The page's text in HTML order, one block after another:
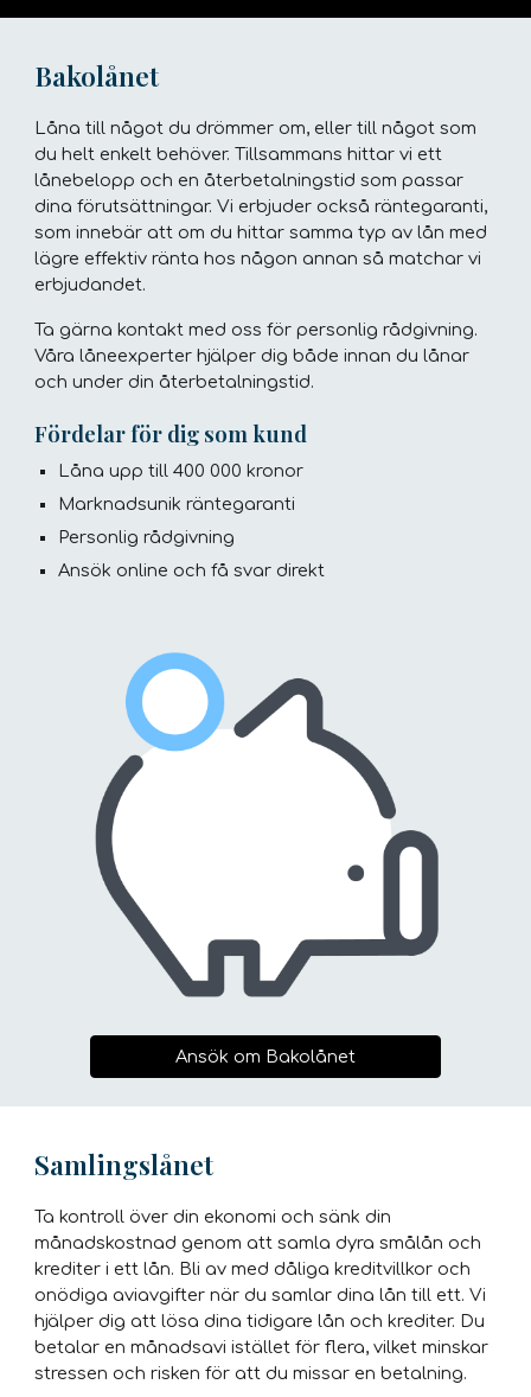
Bakolånet
Låna till något du drömmer om, eller till något som
du helt enkelt behöver. Tillsammans hittar vi ett
lånebelopp och en återbetalningstid som passar
dina förutsättningar. Vi erbjuder också räntegaranti,
som innebär att om du hittar samma typ av lån med
lägre effektiv ränta hos någon annan så matchar vi
erbjudandet.
Ta gärna kontakt med oss för personlig rådgivning.
Våra låneexperter hjälper dig både innan du lånar
och under din återbetalningstid.
Fördelar för dig som kund
Låna upp till 400 000 kronor
Marknadsunik räntegaranti
Personlig rådgivning
Ansök online och få svar direkt
Ansök om Bakolånet
Samlingslånet
Ta kontroll över din ekonomi och sänk din
månadskostnad genom att samla dyra smålån och
krediter i ett lån. Bli av med dåliga kreditvillkor och
onödiga aviavgifter när du samlar dina lån till ett. Vi
hjälper dig att lösa dina tidigare lån och krediter. Du
betalar en månadsavi istället för flera, vilket minskar
stressen och risken för att du missar en betalning.